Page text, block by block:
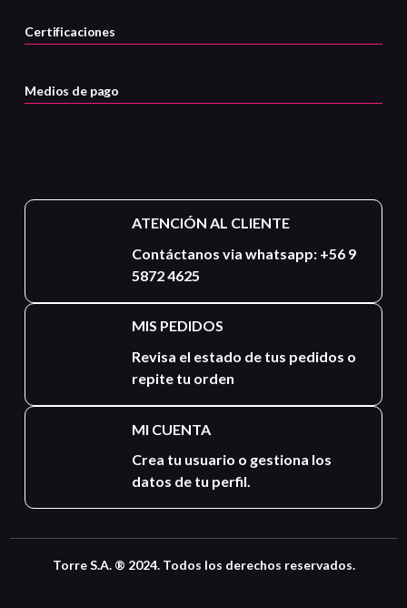
Certificaciones
Medios de pago
ATENCIÓN AL CLIENTE
Contáctanos via whatsapp: +56 9
5872 4625
MIS PEDIDOS
Revisa el estado de tus pedidos o
repite tu orden
MI CUENTA
Crea tu usuario o gestiona los
datos de tu perfil.
Torre S.A. ® 2024. Todos los derechos reservados.